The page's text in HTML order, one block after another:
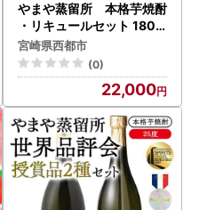
やまや蒸留所 本格芋焼酎
・リキュールセット 1800
ｍｌ×3種「逢初・黒麹ゴ
ールド正春・ゆずリキュー
ル」＜45-7a＞
宮崎県西都市
(0)
22,000